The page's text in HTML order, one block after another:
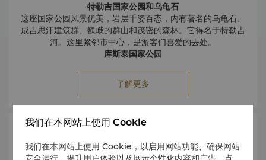
特勒吉国家公园和乌龟石
这座国家公园风景优美，岩层千姿百态，内有著名的乌龟石、
成吉思汗建筑群、巍峨的群山和茂密的森林。它得名于特勒吉
河。这里紧邻市中心，是游客们喜爱的去处。
库斯泰国家公园
赏到从干草原到森林草原的地貌景观。
戈壁古尔班赛汗国家公园
库苏古尔湖
家公园，是野山羊、盘羊、麋鹿、驯鹿、麝香鹿、棕熊、猞
了解更多
我们在本网站上使用 Cookie
我们在本网站上使用 Cookie，以启用网站功能、确保网站